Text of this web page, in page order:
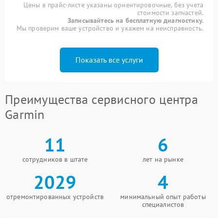
Цены в прайс-листе указаны ориентировочные, без учета
стоимости запчастей.
Записывайтесь на бесплатную диагностику.
Мы проверим ваше устройство и укажем на неисправность.
Показать все услуги
Преимущества сервисного центра
Garmin
11
сотрудников в штате
6
лет на рынке
2029
отремонтированных устройств
4
минимальный опыт работы
специалистов